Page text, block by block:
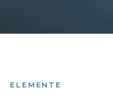
ELEMENTE